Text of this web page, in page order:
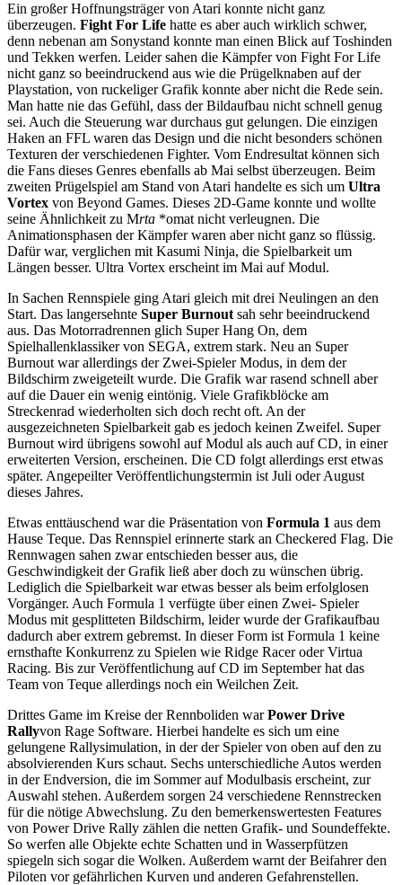
Ein großer Hoffnungsträger von Atari konnte nicht ganz
überzeugen. Fight For Life hatte es aber auch wirklich schwer,
denn nebenan am Sonystand konnte man einen Blick auf Toshinden
und Tekken werfen. Leider sahen die Kämpfer von Fight For Life
nicht ganz so beeindruckend aus wie die Prügelknaben auf der
Playstation, von ruckeliger Grafik konnte aber nicht die Rede sein.
Man hatte nie das Gefühl, dass der Bildaufbau nicht schnell genug
sei. Auch die Steuerung war durchaus gut gelungen. Die einzigen
Haken an FFL waren das Design und die nicht besonders schönen
Texturen der verschiedenen Fighter. Vom Endresultat können sich
die Fans dieses Genres ebenfalls ab Mai selbst überzeugen. Beim
zweiten Prügelspiel am Stand von Atari handelte es sich um Ultra
Vortex von Beyond Games. Dieses 2D-Game konnte und wollte
seine Ähnlichkeit zu Mrta *omat nicht verleugnen. Die
Animationsphasen der Kämpfer waren aber nicht ganz so flüssig.
Dafür war, verglichen mit Kasumi Ninja, die Spielbarkeit um
Längen besser. Ultra Vortex erscheint im Mai auf Modul.
In Sachen Rennspiele ging Atari gleich mit drei Neulingen an den
Start. Das langersehnte Super Burnout sah sehr beeindruckend
aus. Das Motorradrennen glich Super Hang On, dem
Spielhallenklassiker von SEGA, extrem stark. Neu an Super
Burnout war allerdings der Zwei-Spieler Modus, in dem der
Bildschirm zweigeteilt wurde. Die Grafik war rasend schnell aber
auf die Dauer ein wenig eintönig. Viele Grafikblöcke am
Streckenrad wiederholten sich doch recht oft. An der
ausgezeichneten Spielbarkeit gab es jedoch keinen Zweifel. Super
Burnout wird übrigens sowohl auf Modul als auch auf CD, in einer
erweiterten Version, erscheinen. Die CD folgt allerdings erst etwas
später. Angepeilter Veröffentlichungstermin ist Juli oder August
dieses Jahres.
Etwas enttäuschend war die Präsentation von Formula 1 aus dem
Hause Teque. Das Rennspiel erinnerte stark an Checkered Flag. Die
Rennwagen sahen zwar entschieden besser aus, die
Geschwindigkeit der Grafik ließ aber doch zu wünschen übrig.
Lediglich die Spielbarkeit war etwas besser als beim erfolglosen
Vorgänger. Auch Formula 1 verfügte über einen Zwei- Spieler
Modus mit gesplitteten Bildschirm, leider wurde der Grafikaufbau
dadurch aber extrem gebremst. In dieser Form ist Formula 1 keine
ernsthafte Konkurrenz zu Spielen wie Ridge Racer oder Virtua
Racing. Bis zur Veröffentlichung auf CD im September hat das
Team von Teque allerdings noch ein Weilchen Zeit.
Drittes Game im Kreise der Rennboliden warPower Drive
Rallyvon Rage Software. Hierbei handelte es sich um eine
gelungene Rallysimulation, in der der Spieler von oben auf den zu
absolvierenden Kurs schaut. Sechs unterschiedliche Autos werden
in der Endversion, die im Sommer auf Modulbasis erscheint, zur
Auswahl stehen. Außerdem sorgen 24 verschiedene Rennstrecken
für die nötige Abwechslung. Zu den bemerkenswertesten Features
von Power Drive Rally zählen die netten Grafik- und Soundeffekte.
So werfen alle Objekte echte Schatten und in Wasserpfützen
spiegeln sich sogar die Wolken. Außerdem warnt der Beifahrer den
Piloten vor gefährlichen Kurven und anderen Gefahrenstellen.